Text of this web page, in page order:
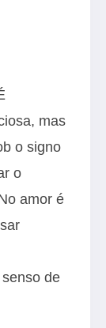
mas
o signo
o
amor é
de